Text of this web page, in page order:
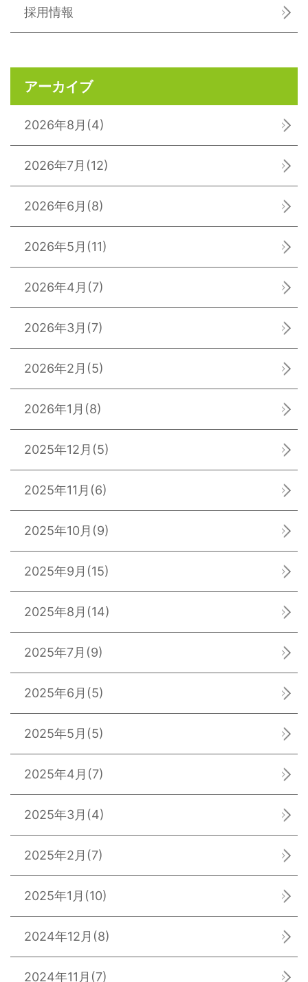
採用情報
アーカイブ
2026年8月 (4)
2026年7月 (12)
2026年6月 (8)
2026年5月 (11)
2026年4月 (7)
2026年3月 (7)
2026年2月 (5)
2026年1月 (8)
2025年12月 (5)
2025年11月 (6)
2025年10月 (9)
2025年9月 (15)
2025年8月 (14)
2025年7月 (9)
2025年6月 (5)
2025年5月 (5)
2025年4月 (7)
2025年3月 (4)
2025年2月 (7)
2025年1月 (10)
2024年12月 (8)
2024年11月 (7)